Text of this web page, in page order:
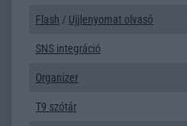
Flash / Ujjlenyomat olvasó
SNS integráció
Organizer
T9 szótár